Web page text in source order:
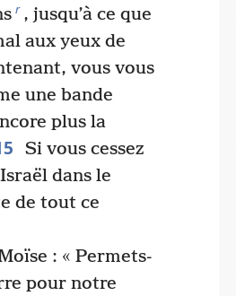
r , jusqu’à ce que
aux yeux de
vous vous
une bande
plus la
Si vous cessez
dans le
de tout ce
: « Permets-
pour notre